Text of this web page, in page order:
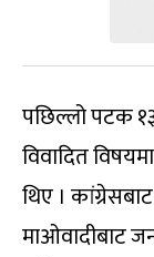
पछिल्लो पटक
विवादित
थिए ।
माओवादीबाट